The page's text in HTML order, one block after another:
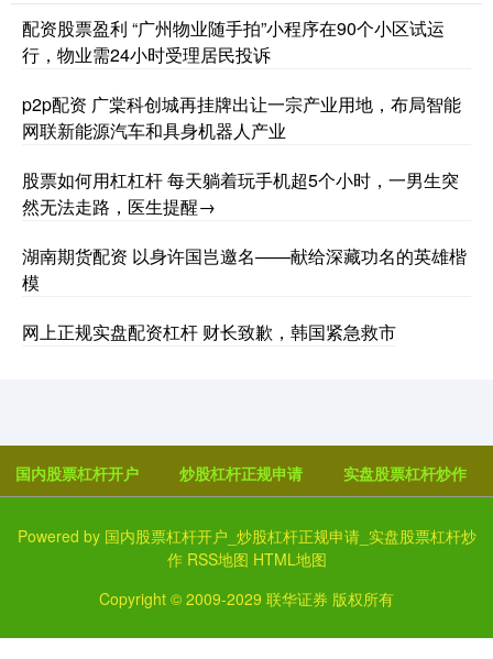
配资股票盈利 “广州物业随手拍”小程序在90个小区试运
行，物业需24小时受理居民投诉
p2p配资 广棠科创城再挂牌出让一宗产业用地，布局智能
网联新能源汽车和具身机器人产业
股票如何用杠杠杆 每天躺着玩手机超5个小时，一男生突
然无法走路，医生提醒→
湖南期货配资 以身许国岂邀名——献给深藏功名的英雄楷
模
网上正规实盘配资杠杆 财长致歉，韩国紧急救市
国内股票杠杆开户 炒股杠杆正规申请 实盘股票杠杆炒作
Powered by 国内股票杠杆开户_炒股杠杆正规申请_实盘股票杠杆炒
作 RSS地图 HTML地图
Copyright © 2009-2029 联华证券 版权所有